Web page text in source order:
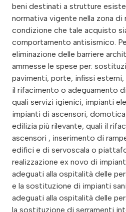
beni destinati a strutture
normativa vigente nella zona di
condizione che tale acquisto
comportamento antisismico.
eliminazione delle barriere
ammesse le spese per:
pavimenti, porte, infissi
il rifacimento o adeguamento
quali servizi igienici, impianti
impianti di ascensori,
edilizia più rilevante, quali il
ascensori , inserimento di
edifici e di servoscala o
realizzazione ex novo di
adeguati alla ospitalità delle
e la sostituzione di impianti
adeguati alla ospitalità delle
la sostituzione di serramenti